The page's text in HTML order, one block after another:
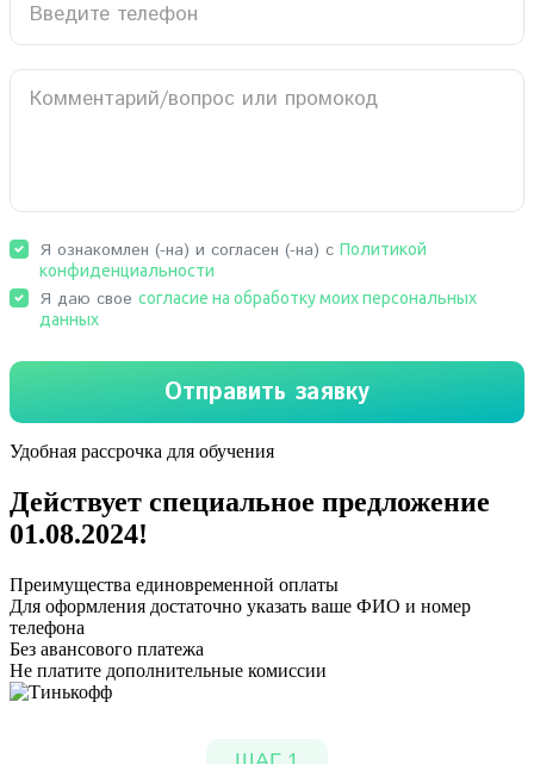
Удобная рассрочка для обучения
Действует специальное предложение
01.08.2024!
Преимущества единовременной оплаты
Для оформления достаточно указать ваше ФИО и номер
телефона
Без авансового платежа
Не платите дополнительные комиссии